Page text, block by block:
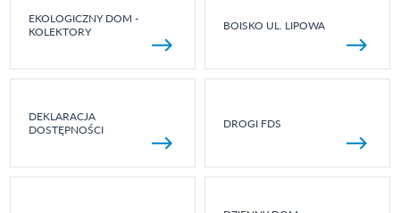
EKOLOGICZNY DOM -
KOLEKTORY
BOISKO UL. LIPOWA
DEKLARACJA
DOSTĘPNOŚCI
DROGI FDS